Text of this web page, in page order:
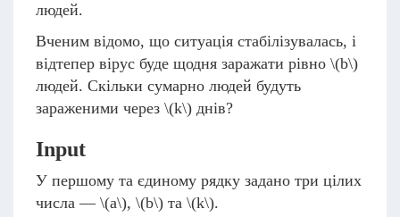
людей.
Вченим відомо, що ситуація стабілізувалась, і
відтепер вірус буде щодня заражати рівно \(b\)
людей. Скільки сумарно людей будуть
зараженими через \(k\) днів?
Input
У першому та єдиному рядку задано три цілих
числа — \(a\), \(b\) та \(k\).